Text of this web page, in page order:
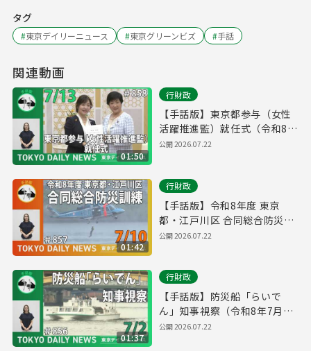
タグ
#東京デイリーニュース #東京グリーンビズ #手話
関連動画
01:50
行財政
【手話版】東京都参与（女性
活躍推進監）就任式（令和8年
7月14日 東京デイリーニュー
公開2026.07.22
01:42
行財政
【手話版】令和8年度 東京
都・江戸川区 合同総合防災訓
練（令和8年7月9日 東京デイ
公開2026.07.22
01:37
行財政
【手話版】防災船「らいで
ん」知事視察（令和8年7月2
日 東京デイリーニュース
公開2026.07.22